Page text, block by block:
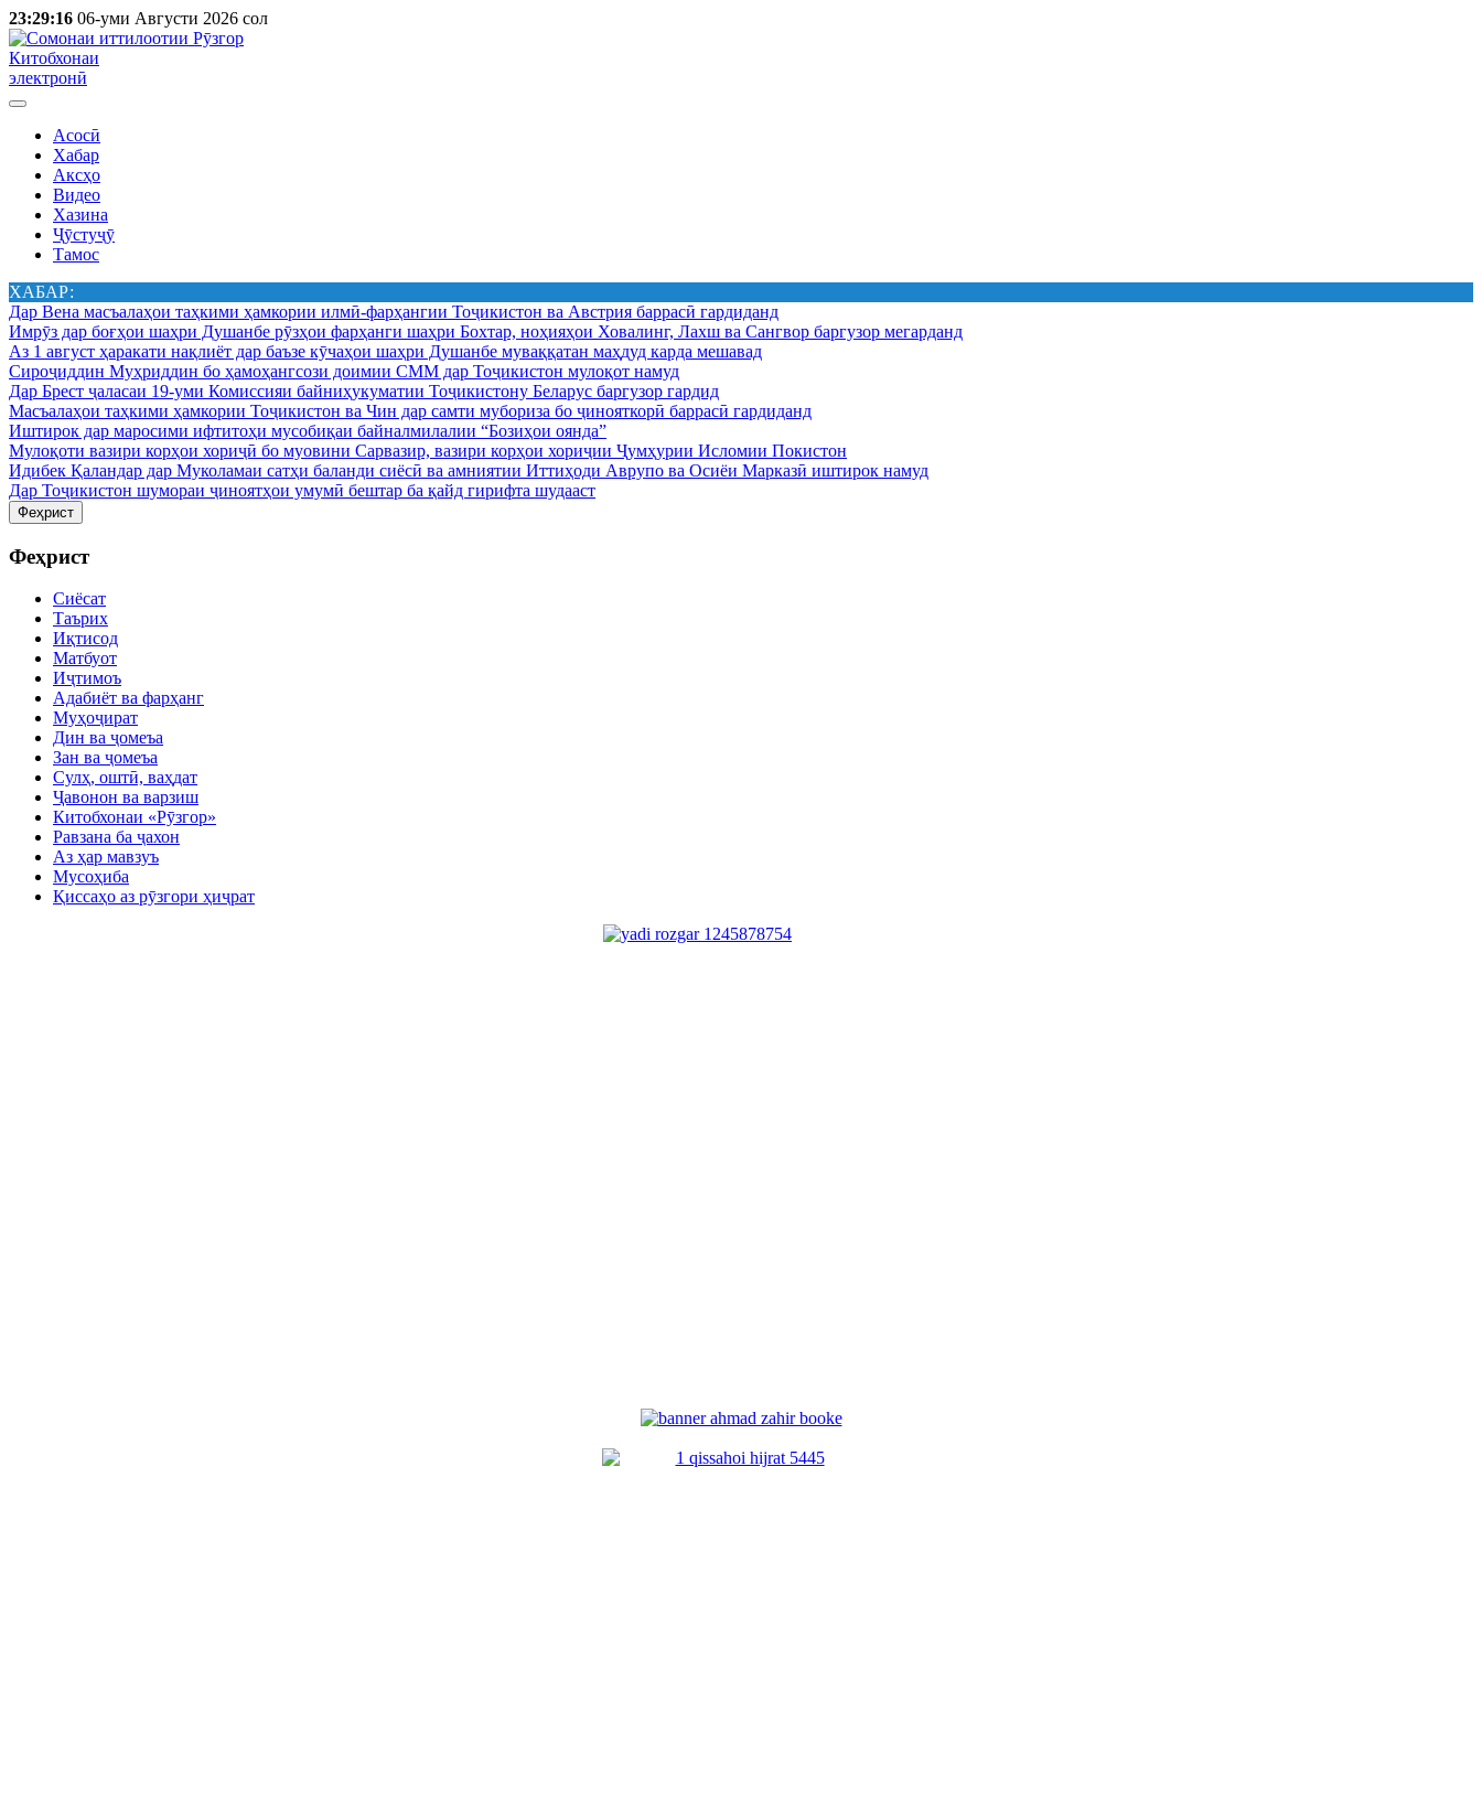
23:29:16 06-уми Августи 2026 сол
Китобхонаи
электронӣ
Асосӣ
Хабар
Аксҳо
Видео
Хазина
Ҷӯстуҷӯ
Тамос
ХАБАР:
Дар Вена масъалаҳои таҳкими ҳамкории илмӣ-фарҳангии Тоҷикистон ва Австрия баррасӣ гардиданд
Имрӯз дар боғҳои шаҳри Душанбе рӯзҳои фарҳанги шаҳри Бохтар, ноҳияҳои Ховалинг, Лахш ва Сангвор баргузор мегарданд
Аз 1 август ҳаракати нақлиёт дар баъзе кӯчаҳои шаҳри Душанбе муваққатан маҳдуд карда мешавад
Сироҷиддин Муҳриддин бо ҳамоҳангсози доимии СММ дар Тоҷикистон мулоқот намуд
Дар Брест ҷаласаи 19-уми Комиссияи байниҳукуматии Тоҷикистону Беларус баргузор гардид
Масъалаҳои таҳкими ҳамкории Тоҷикистон ва Чин дар самти мубориза бо ҷинояткорӣ баррасӣ гардиданд
Иштирок дар маросими ифтитоҳи мусобиқаи байналмилалии “Бозиҳои оянда”
Мулоқоти вазири корҳои хориҷӣ бо муовини Сарвазир, вазири корҳои хориҷии Ҷумҳурии Исломии Покистон
Идибек Қаландар дар Муколамаи сатҳи баланди сиёсӣ ва амниятии Иттиҳоди Аврупо ва Осиёи Марказӣ иштирок намуд
Дар Тоҷикистон шумораи ҷиноятҳои умумӣ бештар ба қайд гирифта шудааст
Феҳрист
Феҳрист
Сиёсат
Таърих
Иқтисод
Матбуот
Иҷтимоъ
Адабиёт ва фарҳанг
Муҳоҷират
Дин ва ҷомеъа
Зан ва ҷомеъа
Сулҳ, оштӣ, ваҳдат
Ҷавонон ва варзиш
Китобхонаи «Рӯзгор»
Равзана ба ҷахон
Аз ҳар мавзуъ
Мусоҳиба
Қиссаҳо аз рӯзгори ҳиҷрат